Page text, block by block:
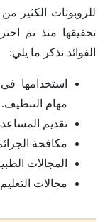
للروبوتات الكثير من
تحقيقها منذ تم
الفوائد نذكر ما يلي:
استخدامها
مهام التنظيف.
تقديم
مكافحة
المجالات
مجالات